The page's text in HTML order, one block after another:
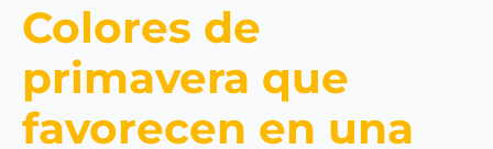
Colores de
primavera que
favorecen en una